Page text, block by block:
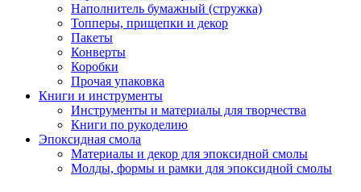
Наполнитель бумажный (стружка)
Топперы, прищепки и декор
Пакеты
Конверты
Коробки
Прочая упаковка
Книги и инструменты
Инструменты и материалы для творчества
Книги по рукоделию
Эпоксидная смола
Материалы и декор для эпоксидной смолы
Молды, формы и рамки для эпоксидной смолы